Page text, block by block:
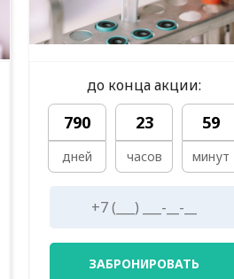
до конца акции:
790 23 59
дней часов минут
ЗАБРОНИРОВАТЬ